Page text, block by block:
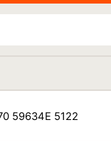
59634E 5122